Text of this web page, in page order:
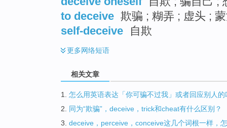
to deceive 欺骗 ; 糊弄 ; 虚头 ;
self-deceive
自欺
更多网络短语
相关文章
1. 怎么用英语表达「你可骗不过我」或者回应别人的
2. 同为“欺骗”，deceive，trick和cheat有什么区别？
3. deceive，perceive，conceive这几个词根一样，